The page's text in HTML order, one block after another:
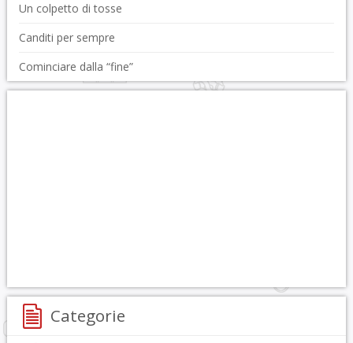
Un colpetto di tosse
Canditi per sempre
Cominciare dalla “fine”
Categorie